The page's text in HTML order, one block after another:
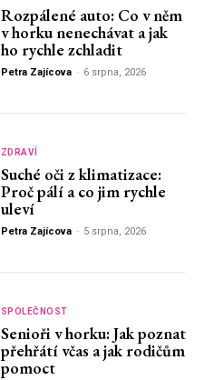
Rozpálené auto: Co v něm
v horku nenechávat a jak
ho rychle zchladit
Petra Zajícova - 6 srpna, 2026
ZDRAVÍ
Suché oči z klimatizace:
Proč pálí a co jim rychle
uleví
Petra Zajícova - 5 srpna, 2026
SPOLEČNOST
Senioři v horku: Jak poznat
přehřátí včas a jak rodičům
pomoct